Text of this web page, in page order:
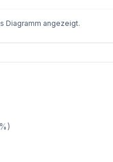
Diagramm angezeigt.
%)